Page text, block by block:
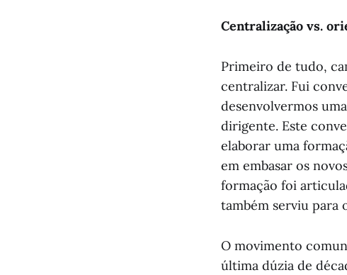
Centralização vs.
Primeiro de tudo,
centralizar. Fui
desenvolvermos
dirigente. Este
elaborar uma
em embasar os
formação foi
também serviu para
O movimento
última dúzia de